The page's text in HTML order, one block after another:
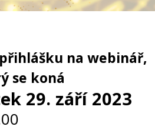
na webinář,
se koná
29. září 2023